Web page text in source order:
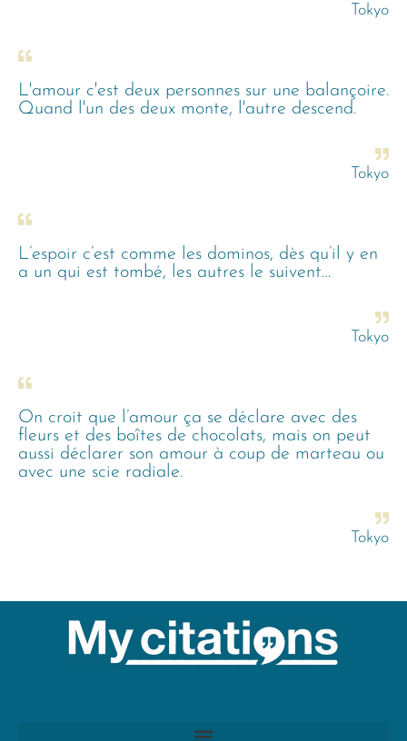
Tokyo
L'amour c'est deux personnes sur une balançoire.
Quand l'un des deux monte, l'autre descend.
Tokyo
L’espoir c’est comme les dominos, dès qu’il y en
a un qui est tombé, les autres le suivent…
Tokyo
On croit que l’amour ça se déclare avec des
fleurs et des boîtes de chocolats, mais on peut
aussi déclarer son amour à coup de marteau ou
avec une scie radiale.
Tokyo